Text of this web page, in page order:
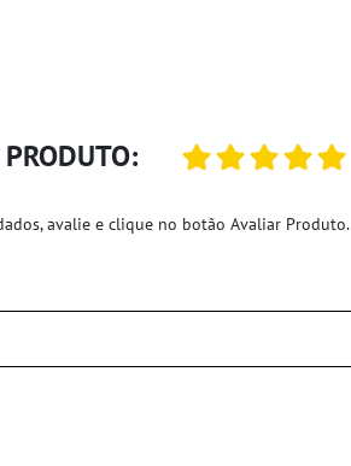
avalie e clique no botão Avaliar Produto.